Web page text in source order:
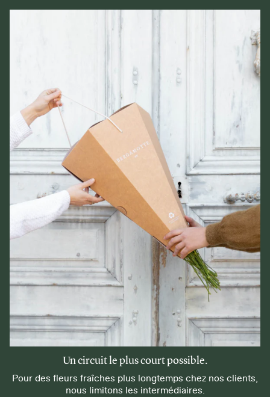
Un circuit le plus court possible.
Pour des fleurs fraîches plus longtemps chez nos clients,
nous limitons les intermédiaires.